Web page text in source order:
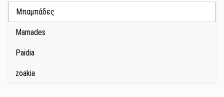
Μπαμπάδες
Mamades
Paidia
zoakia